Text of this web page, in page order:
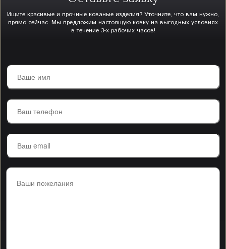
Ищите красивые и прочные кованые изделия? Уточните, что вам нужно,
прямо сейчас. Мы предложим настоящую ковку на выгодных условиях
в течение 3-х рабочих часов!